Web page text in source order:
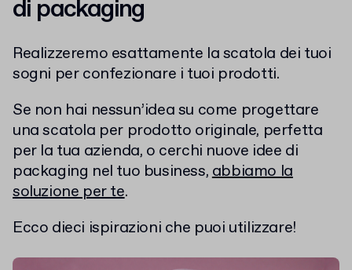
di packaging
Realizzeremo esattamente la scatola dei tuoi
sogni per confezionare i tuoi prodotti.
Se non hai nessun’idea su come progettare
una scatola per prodotto originale, perfetta
per la tua azienda, o cerchi nuove idee di
packaging nel tuo business,abbiamo la
soluzione per te.
Ecco dieci ispirazioni che puoi utilizzare!